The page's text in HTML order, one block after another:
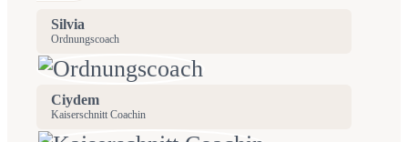
Silvia
Ordnungscoach
Ciydem
Kaiserschnitt Coachin